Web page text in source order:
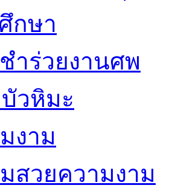
กษา
ำร่วยงานศพ
วหิมะ
งาม
สวยความงาม